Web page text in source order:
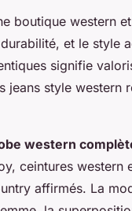
boutique western
et le style
signifie
jeans style western
western
ceintures western
affirmés. La